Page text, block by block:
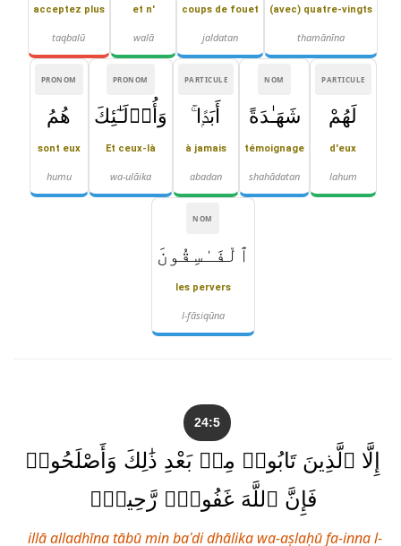
(avec) quatre-vingts
thamānīna
coups de fouet
jaldatan
et n'
walā
acceptez plus
taqbalū
PARTICULE
لَهُمْ
d'eux
lahum
NOM
شَهَـٰدَةً
témoignage
shahādatan
PARTICULE
أَبَدًۭا ۚ
à jamais
abadan
PRONOM
وَأُو۟لَـٰٓئِكَ
Et ceux-là
wa-ulāika
PRONOM
هُمُ
sont eux
humu
NOM
ٱلْفَـٰسِقُونَ
les pervers
l-fāsiqūna
24:5
إِلَّا ٱلَّذِينَ تَابُوا۟ مِنۢ بَعْدِ ذَٰلِكَ وَأَصْلَحُوا۟
فَإِنَّ ٱللَّهَ غَفُورٌۭ رَّحِيمٌۭ
illā alladhīna tābū min baʿdi dhālika wa-aṣlaḥū fa-inna l-